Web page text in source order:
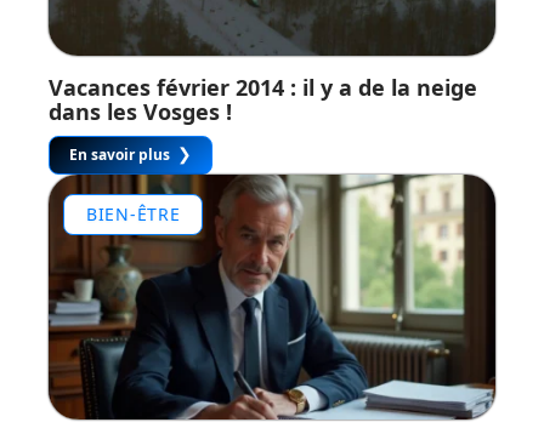
Vacances février 2014 : il y a de la neige
dans les Vosges !
En savoir plus
BIEN-ÊTRE